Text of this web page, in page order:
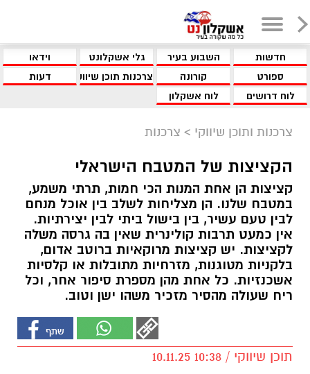
חדשות השבוע בעיר גלי אשקלונט
וידאו
ספורט
קורונה צרכנות תוכן שיווקי
דעות
לוח דרושים
לוח אשקלון
צרכנות ותוכן שיווקי > צרכנות
הקציצות של המטבח הישראלי
קציצות הן אחת המנות הכי חמות, תרתי משמע,
במטבח שלנו. הן מצליחות לשלב בין אוכל מנחם
לבין טעם עשיר, בין בישול ביתי לבין יצירתיות.
אין כמעט תרבות קולינרית שאין בה גרסה משלה
לקציצות. יש קציצות מרוקאיות ברוטב אדום,
בלקניות מטוגנות, מזרחיות מתובלות או קלסיות
אשכנזיות. כל אחת מהן מספרת סיפור אחר, וכל
ריח שעולה מהסיר מזכיר משהו ישן וטוב.
תוכן שיווקי / 10:38 10.11.25